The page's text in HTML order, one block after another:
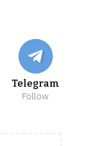
Telegram
Follow